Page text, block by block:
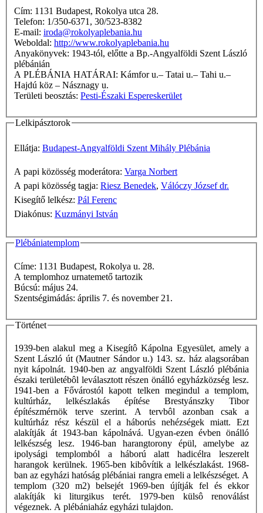
Cím: 1131 Budapest, Rokolya utca 28.
Telefon: 1/350-6371, 30/523-8382
E-mail: iroda@rokolyaplebania.hu
Weboldal: http://www.rokolyaplebania.hu
Anyakönyvek: 1943-tól, előtte a Bp.-Angyalföldi Szent László
plébánián
A PLÉBÁNIA HATÁRAI: Kámfor u.– Tatai u.– Tahi u.–
Hajdú köz – Násznagy u.
Területi beosztás: Pesti-Északi Espereskerület
Lelkipásztorok
Ellátja: Budapest-Angyalföldi Szent Mihály Plébánia
A papi közösség moderátora: Varga Norbert
A papi közösség tagja: Riesz Benedek, Válóczy József dr.
Kisegítő lelkész: Pál Ferenc
Diakónus: Kuzmányi István
Plébániatemplom
Címe: 1131 Budapest, Rokolya u. 28.
A templomhoz urnatemető tartozik
Búcsú: május 24.
Szentségimádás: április 7. és november 21.
Történet
1939-ben alakul meg a Kisegítô Kápolna Egyesület, amely a
Szent László út (Mautner Sándor u.) 143. sz. ház alagsorában
nyit kápolnát. 1940-ben az angyalföldi Szent László plébánia
északi területébôl leválasztott részen önálló egyházközség lesz.
1941-ben a Fővárostól kapott telken megindul a templom,
kultúrház, lelkészlakás építése Brestyánszky Tibor
építészmérnök terve szerint. A tervbôl azonban csak a
kultúrház rész készül el a háborús nehézségek miatt. Ezt
alakítják át 1943-ban kápolnává. Ugyan-ezen évben önálló
lelkészség lesz. 1946-ban harangtorony épül, amelybe az
ipolysági templomból a háború alatt hadicélra leszerelt
harangok kerülnek. 1965-ben kibôvítik a lelkészlakást. 1968-
ban az egyházi hatóság plébániai rangra emeli a lelkészséget. A
templom (320 m2) belsejét 1969-ben újítják fel és ekkor
alakítják ki liturgikus terét. 1979-ben külsô renoválást
végeznek. A plébániaház egyházi tulajdon.